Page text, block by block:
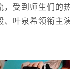
受到师生们
叶泉希领衔